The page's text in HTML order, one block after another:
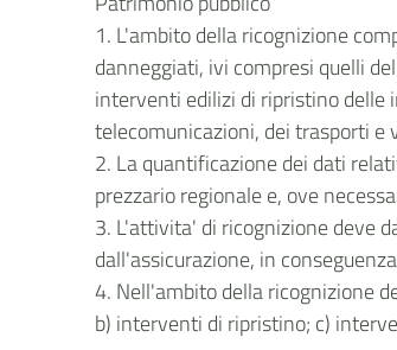
1. L'ambito della ricognizione
danneggiati, ivi compresi quelli
interventi edilizi di ripristino delle
telecomunicazioni, dei trasporti e
2. La quantificazione dei dati
prezzario regionale e, ove
3. L'attivita' di ricognizione deve
dall'assicurazione, in
4. Nell'ambito della ricognizione
b) interventi di ripristino; c)